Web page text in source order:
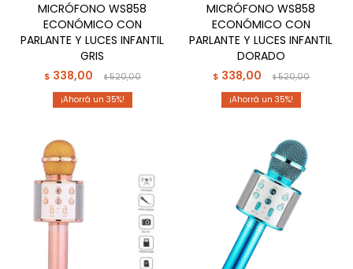
MICRÓFONO WS858
ECONÓMICO CON
PARLANTE Y LUCES INFANTIL
GRIS
$ 338,00 $520,00
35
MICRÓFONO WS858
ECONÓMICO CON
PARLANTE Y LUCES INFANTIL
DORADO
$ 338,00 $520,00
35